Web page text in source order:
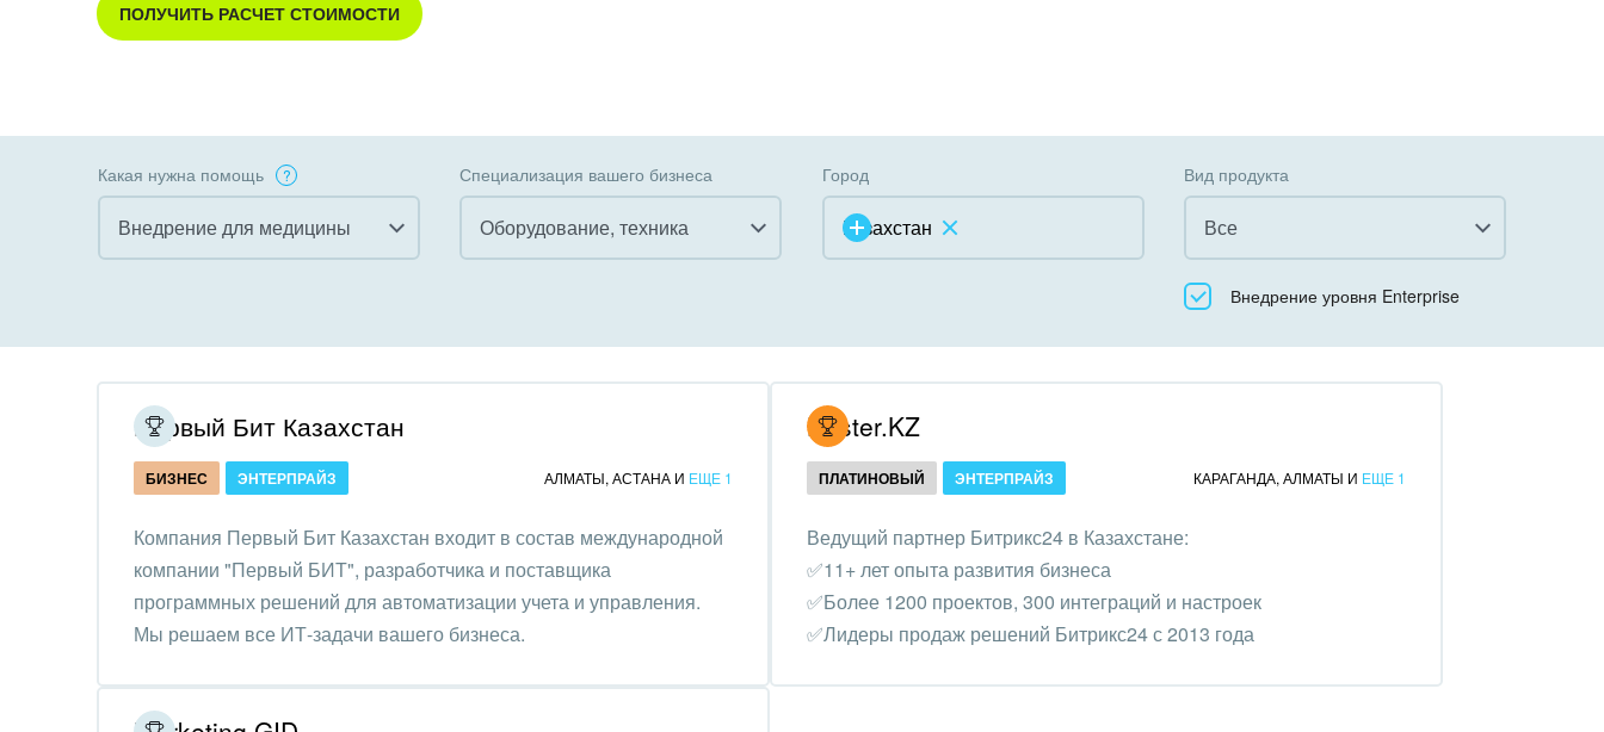
ПОЛУЧИТЬ РАСЧЕТ СТОИМОСТИ
Какая нужна помощь
Внедрение для медицины
Внедрение КЭДО
Интеграция с 1С
Организация задач и
Внедрение Бизнес-
процессов
администрирование
Специализация вашего бизнеса
Оборудование, техника
Коммунальные услуги, ЖКХ
организации,
Благотворительность
Недвижимость, риэлтерские
Город
Казахстан
Вид продукта
Все
Все
Коробочная версия
Внедрение уровня Enterprise
Первый Бит Казахстан
БИЗНЕС ЭНТЕРПРАЙЗ АЛМАТЫ, АСТАНА И ЕЩЕ 1
Компания Первый Бит Казахстан входит в состав международной
компании "Первый БИТ", разработчика и поставщика
программных решений для автоматизации учета и управления.
Мы решаем все ИТ-задачи вашего бизнеса.
Hoster.KZ
ПЛАТИНОВЫЙ ЭНТЕРПРАЙЗ КАРАГАНДА, АЛМАТЫ И ЕЩЕ 1
Ведущий партнер Битрикс24 в Казахстане:
✅11+ лет опыта развития бизнеса
✅Более 1200 проектов, 300 интеграций и настроек
✅Лидеры продаж решений Битрикс24 с 2013 года